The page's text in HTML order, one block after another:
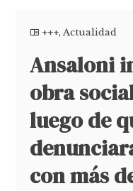
+++,Actualidad
Ansaloni
obra
luego de
con más